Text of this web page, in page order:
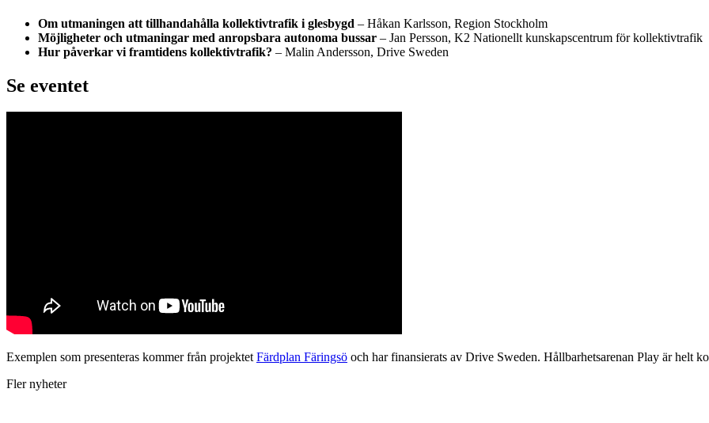
Om utmaningen att tillhandahålla kollektivtrafik i glesbygd – Håkan Karlsson, Region Stockholm
Möjligheter och utmaningar med anropsbara autonoma bussar – Jan Persson, K2 Nationellt kunskapscentrum för kollektivtrafik
Hur påverkar vi framtidens kollektivtrafik? – Malin Andersson, Drive Sweden
Se eventet
Exemplen som presenteras kommer från projektetFärdplan Färingsö och har finansierats av Drive Sweden. Hållbarhetsarenan Play är helt
Fler nyheter